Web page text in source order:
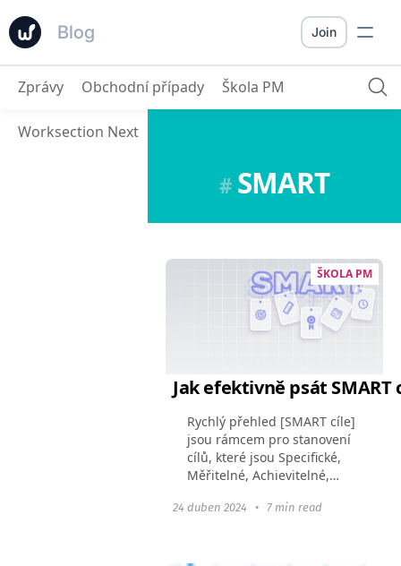
Blog Join
Zprávy Obchodní případy Škola PM
Worksection Next
#SMART
ŠKOLA PM
Jak efektivně psát SMART
Rychlý přehled [SMART cíle]
jsou rámcem pro stanovení
cílů, které jsou Specifické,
Měřitelné, Achievitelné,
Specifické úkoly jsou jasné a
24 duben 2024 • 7 min read